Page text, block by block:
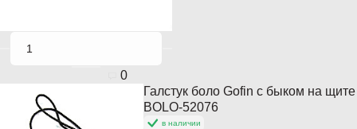
0
Галстук боло Gofin с быком на щите
BOLO-52076
в наличии